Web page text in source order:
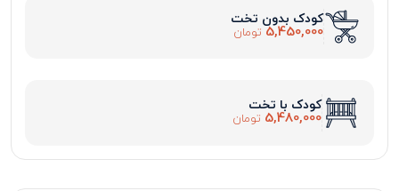
کودک بدون تخت
5,450,000 تومان
کودک با تخت
5,480,000 تومان